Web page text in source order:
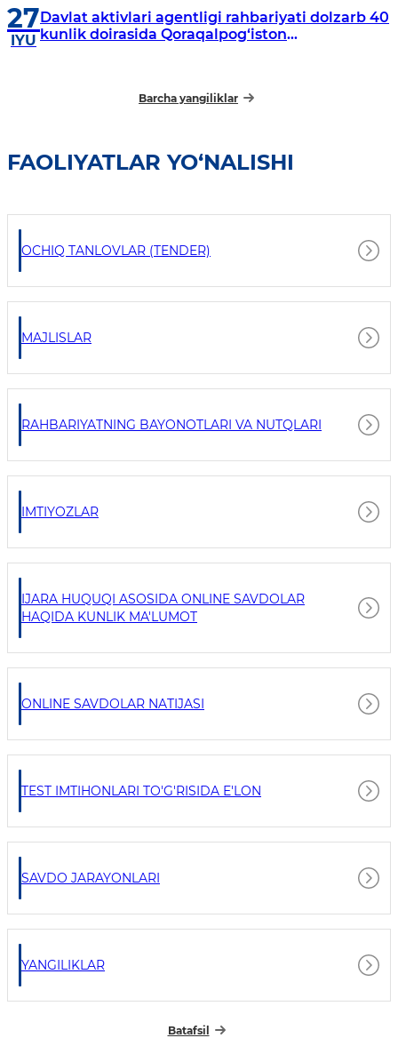
27
IYU
Davlat aktivlari agentligi rahbariyati dolzarb 40
kunlik doirasida Qoraqalpog‘iston
Barcha yangiliklar
FAOLIYATLAR YO‘NALISHI
OCHIQ TANLOVLAR (TENDER)
MAJLISLAR
RAHBARIYATNING BAYONOTLARI VA NUTQLARI
IMTIYOZLAR
IJARA HUQUQI ASOSIDA ONLINE SAVDOLAR
HAQIDA KUNLIK MA'LUMOT
ONLINE SAVDOLAR NATIJASI
TEST IMTIHONLARI TO'G'RISIDA E'LON
SAVDO JARAYONLARI
YANGILIKLAR
Batafsil